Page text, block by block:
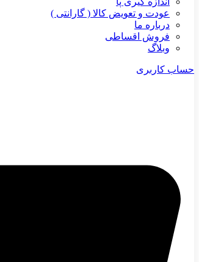
عودت و تعویض کالا ( گارانتی )
درباره ما
فروش اقساطی
وبلاگ
حساب کاربری